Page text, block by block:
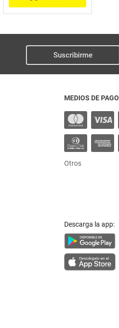
Suscribirme
MEDIOS DE PAGO
Otros
Descarga la app: